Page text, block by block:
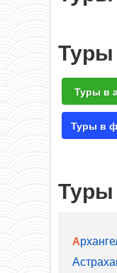
Туры
Туры в
Туры в
Туры